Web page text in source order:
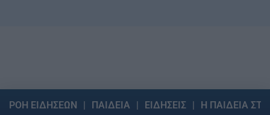
ΡΟΗ ΕΙΔΗΣΕΩΝ ΠΑΙΔΕΙΑ ΕΙΔΗΣΕΙΣ Η ΠΑΙΔΕΙΑ